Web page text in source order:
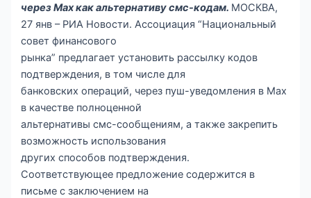
через Мах как альтернативу смс-кодам. МОСКВА,
27 янв – РИА Новости. Ассоциация “Национальный
совет финансового
рынка” предлагает установить рассылку кодов
подтверждения, в том числе для
банковских операций, через пуш-уведомления в Max
в качестве полноценной
альтернативы смс-сообщениям, а также закрепить
возможность использования
других способов подтверждения.
Соответствующее предложение содержится в
письме с заключением на